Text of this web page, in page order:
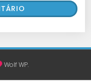
Wolf WP.